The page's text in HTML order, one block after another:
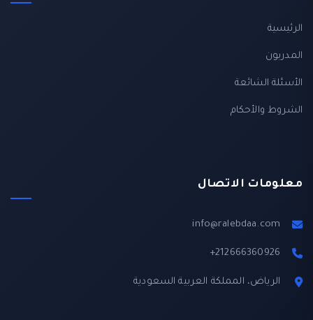
الرئيسية
المدربون
الأسئلة الشائعة
الشروط والأحكام
معلومات الاتصال
info@ralebdaa.com
+212666360926
الرياض، المملكة العربية السعودية